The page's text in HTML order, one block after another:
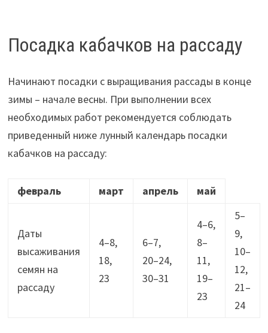
Посадка кабачков на рассаду
Начинают посадки с выращивания рассады в конце
зимы – начале весны. При выполнении всех
необходимых работ рекомендуется соблюдать
приведенный ниже лунный календарь посадки
кабачков на рассаду:
февраль март апрель май
Даты
высаживания
семян на
рассаду
4–8,
18,
23
6–7,
20–24,
30–31
4–6,
8–
11,
19–
23
5–
9,
10–
12,
21–
24